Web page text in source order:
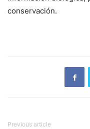
conservación.
Previous article